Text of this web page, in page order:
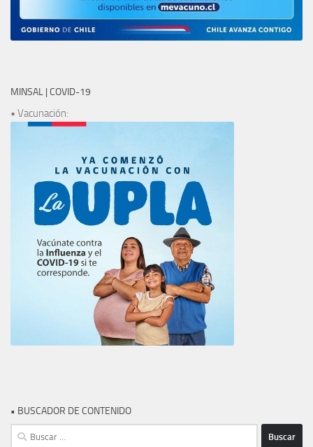
MINSAL | COVID-19
• Vacunación:
• BUSCADOR DE CONTENIDO
Buscar: